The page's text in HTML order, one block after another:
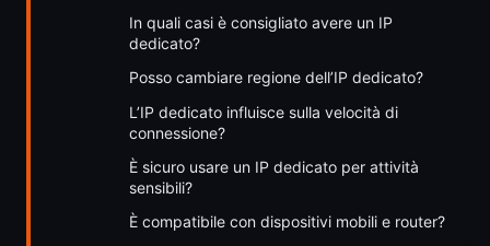
In quali casi è consigliato avere un IP
dedicato?
Posso cambiare regione dell’IP dedicato?
L’IP dedicato influisce sulla velocità di
connessione?
È sicuro usare un IP dedicato per attività
sensibili?
È compatibile con dispositivi mobili e router?